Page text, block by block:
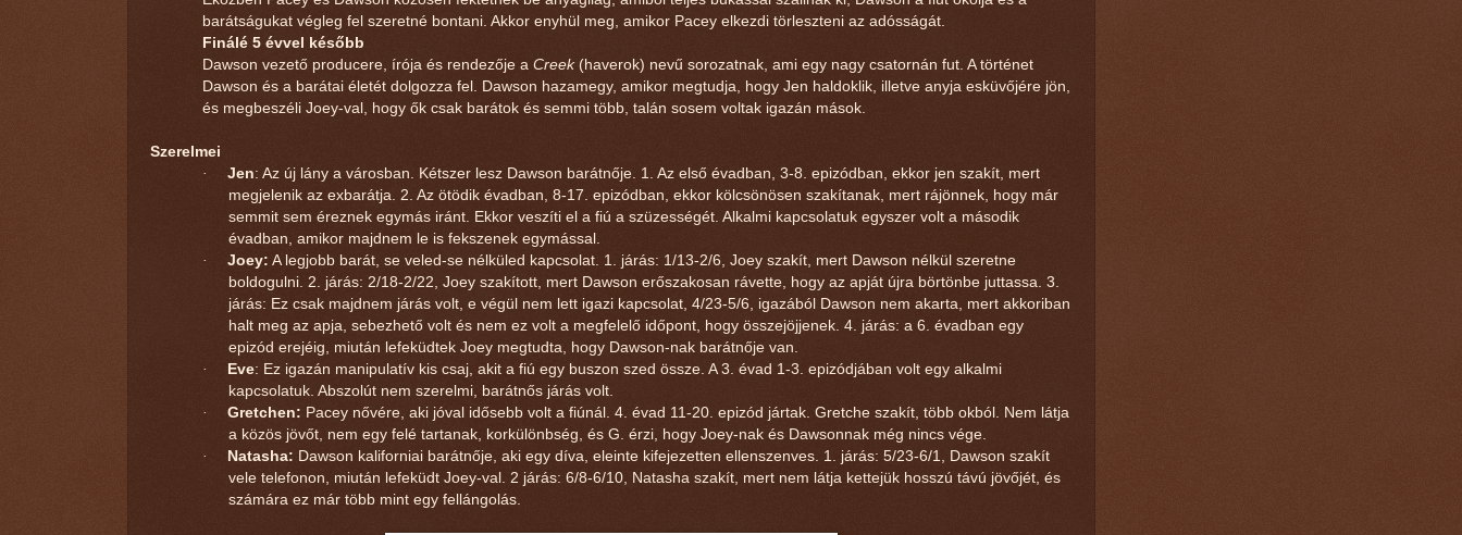
barátságukat végleg fel szeretné bontani. Akkor enyhül meg, amikor Pacey elkezdi törleszteni az adósságát.
Finálé 5 évvel később
Dawson vezető producere, írója és rendezője a Creek (haverok) nevű sorozatnak, ami egy nagy csatornán fut. A történet
Dawson és a barátai életét dolgozza fel. Dawson hazamegy, amikor megtudja, hogy Jen haldoklik, illetve anyja esküvőjére jön,
és megbeszéli Joey-val, hogy ők csak barátok és semmi több, talán sosem voltak igazán mások.
Szerelmei
·
Jen: Az új lány a városban. Kétszer lesz Dawson barátnője. 1. Az első évadban, 3-8. epizódban, ekkor jen szakít, mert
megjelenik az exbarátja. 2. Az ötödik évadban, 8-17. epizódban, ekkor kölcsönösen szakítanak, mert rájönnek, hogy már
semmit sem éreznek egymás iránt. Ekkor veszíti el a fiú a szüzességét. Alkalmi kapcsolatuk egyszer volt a második
évadban, amikor majdnem le is fekszenek egymással.
·
Joey: A legjobb barát, se veled-se nélküled kapcsolat. 1. járás: 1/13-2/6, Joey szakít, mert Dawson nélkül szeretne
boldogulni. 2. járás: 2/18-2/22, Joey szakított, mert Dawson erőszakosan rávette, hogy az apját újra börtönbe juttassa. 3.
járás: Ez csak majdnem járás volt, e végül nem lett igazi kapcsolat, 4/23-5/6, igazából Dawson nem akarta, mert akkoriban
halt meg az apja, sebezhető volt és nem ez volt a megfelelő időpont, hogy összejöjjenek. 4. járás: a 6. évadban egy
epizód erejéig, miután lefeküdtek Joey megtudta, hogy Dawson-nak barátnője van.
·
Eve: Ez igazán manipulatív kis csaj, akit a fiú egy buszon szed össze. A 3. évad 1-3. epizódjában volt egy alkalmi
kapcsolatuk. Abszolút nem szerelmi, barátnős járás volt.
·
Gretchen: Pacey nővére, aki jóval idősebb volt a fiúnál. 4. évad 11-20. epizód jártak. Gretche szakít, több okból. Nem látja
a közös jövőt, nem egy felé tartanak, korkülönbség, és G. érzi, hogy Joey-nak és Dawsonnak még nincs vége.
·
Natasha: Dawson kaliforniai barátnője, aki egy díva, eleinte kifejezetten ellenszenves. 1. járás: 5/23-6/1, Dawson szakít
vele telefonon, miután lefeküdt Joey-val. 2 járás: 6/8-6/10, Natasha szakít, mert nem látja kettejük hosszú távú jövőjét, és
számára ez már több mint egy fellángolás.